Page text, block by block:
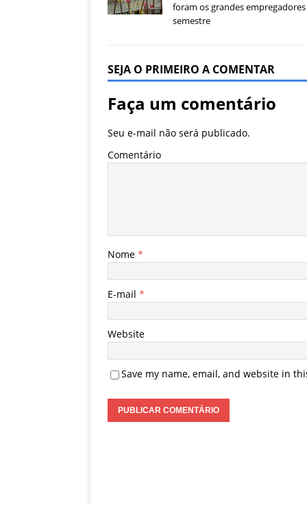
foram os grandes empregadores​
semestre
SEJA O PRIMEIRO A COMENTAR
Faça um comentário
Seu e-mail não será publicado.
Comentário
Nome *
E-mail *
Website
Save my name, email, and website in